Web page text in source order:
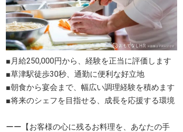
■月給250,000円から、経験を正当に評価します
■草津駅徒歩30秒、通勤に便利な好立地
■朝食から宴会まで、幅広い調理経験を積めます
■将来のシェフを目指せる、成長を応援する環境
ーー【お客様の心に残るお料理を、あなたの手